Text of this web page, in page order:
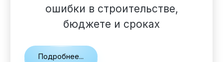
Вакансии
ошибки в строительстве,
бюджете и сроках
Подробнее...